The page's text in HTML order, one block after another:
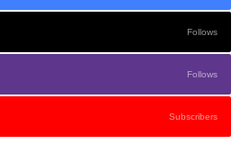
Follows
Follows
Subscribers